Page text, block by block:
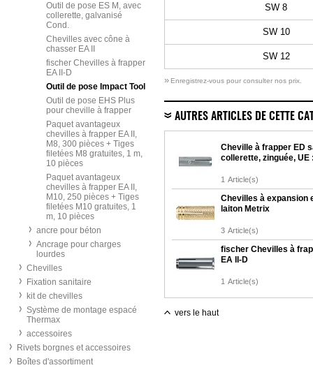
Outil de pose ES M, avec
collerette, galvanisé
Cond.
Chevilles avec cône à
chasser EA II
fischer Chevilles à frapper
EA II-D
Outil de pose Impact Tool
Outil de pose EHS Plus
pour cheville à frapper
Paquet avantageux
chevilles à frapper EA II,
M8, 300 pièces + Tiges
filetées M8 gratuites, 1 m,
10 pièces
Paquet avantageux
chevilles à frapper EA II,
M10, 250 pièces + Tiges
filetées M10 gratuites, 1
m, 10 pièces
ancre pour béton
Ancrage pour charges
lourdes
Chevilles
Fixation sanitaire
kit de chevilles
Système de montage espacé
Thermax
accessoires
Rivets borgnes et accessoires
Boîtes d'assortiment
SW 8
SW 10
SW 12
» Enregistrez-vous pour consulter nos prix.
AUTRES ARTICLES DE CETTE
Cheville à frapper ED
collerette, zinguée, UE
1 Article(s)
Chevilles à expansion
laiton Metrix
3 Article(s)
fischer Chevilles à
EA II-D
1 Article(s)
vers le haut